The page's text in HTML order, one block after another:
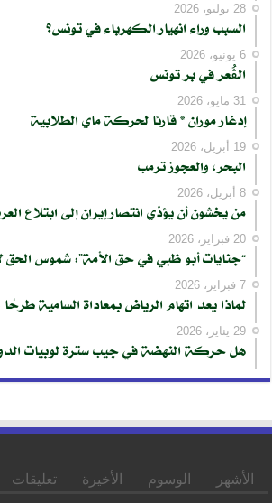
28 يوليو، 2026
السبب وراء انهيار الكهرباء في تونس؟
6 يونيو، 2026
الڨُعر في بر تونس
31 مايو، 2026
إدغار موران * قارئا لحركة ماي الطلابية
19 أبريل، 2026
البحر، والعجوز ترمب
8 أبريل، 2026
من يخشون أن يؤدّي انتصار إيران إلى ابتلاع
20 فبراير، 2026
“جنايات أبو ظبي في حق الأمة”: شموس الحق
7 فبراير، 2026
لماذا يعد اتهام الرياض بمعاداة السامية طرحًا
29 يناير، 2026
هل حركة النهضة في جيب سترة لوبيات
الأشهر الوسوم الأخيرة تعليقات